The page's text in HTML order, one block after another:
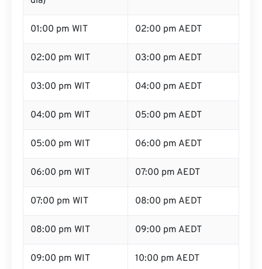
01:00 pm WIT 02:00 pm AEDT
02:00 pm WIT 03:00 pm AEDT
03:00 pm WIT 04:00 pm AEDT
04:00 pm WIT 05:00 pm AEDT
05:00 pm WIT 06:00 pm AEDT
06:00 pm WIT 07:00 pm AEDT
07:00 pm WIT 08:00 pm AEDT
08:00 pm WIT 09:00 pm AEDT
09:00 pm WIT 10:00 pm AEDT